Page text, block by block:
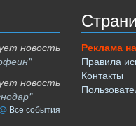
новость
новость
Все события
Реклама
Правила
Контакты